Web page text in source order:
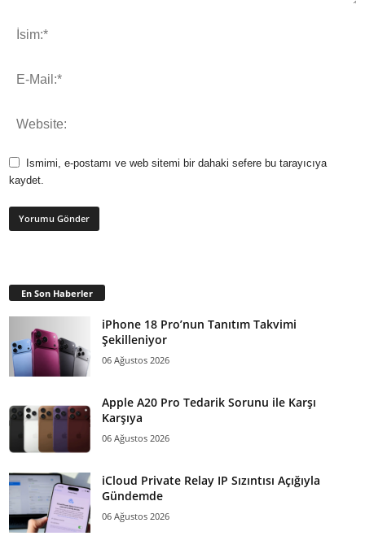
Ismimi, e-postamı ve web sitemi bir dahaki sefere bu tarayıcıya
kaydet.
En Son Haberler
iPhone 18 Pro’nun Tanıtım Takvimi
Şekilleniyor
06 Ağustos 2026
Apple A20 Pro Tedarik Sorunu ile Karşı
Karşıya
06 Ağustos 2026
iCloud Private Relay IP Sızıntısı Açığıyla
Gündemde
06 Ağustos 2026